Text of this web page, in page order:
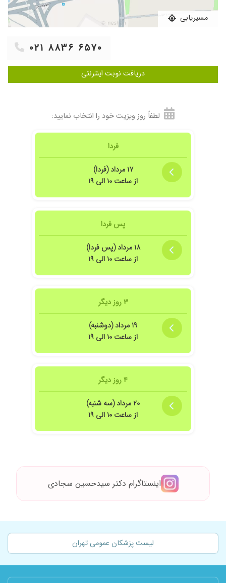
مسیریابی
۰۲۱ ۸۸۳۶ ۶۵۷۰
دریافت نوبت اینترنتی
لطفاً روز ویزیت خود را انتخاب نمایید:
فردا
۱۷ مرداد (فردا)
از ساعت ۱۰ الی ۱۹
پس فردا
۱۸ مرداد (پس فردا)
از ساعت ۱۰ الی ۱۹
۳ روز دیگر
۱۹ مرداد (دوشنبه)
از ساعت ۱۰ الی ۱۹
۴ روز دیگر
۲۰ مرداد (سه شنبه)
از ساعت ۱۰ الی ۱۹
اینستاگرام دکتر سیدحسین سجادی
لیست پزشکان عمومی تهران